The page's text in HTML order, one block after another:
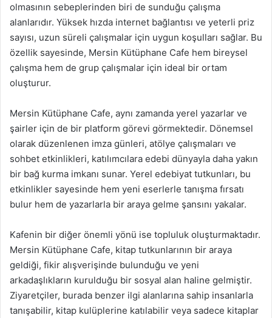
olmasının sebeplerinden biri de sunduğu çalışma
alanlarıdır. Yüksek hızda internet bağlantısı ve yeterli priz
sayısı, uzun süreli çalışmalar için uygun koşulları sağlar. Bu
özellik sayesinde, Mersin Kütüphane Cafe hem bireysel
çalışma hem de grup çalışmalar için ideal bir ortam
oluşturur.
Mersin Kütüphane Cafe, aynı zamanda yerel yazarlar ve
şairler için de bir platform görevi görmektedir. Dönemsel
olarak düzenlenen imza günleri, atölye çalışmaları ve
sohbet etkinlikleri, katılımcılara edebi dünyayla daha yakın
bir bağ kurma imkanı sunar. Yerel edebiyat tutkunları, bu
etkinlikler sayesinde hem yeni eserlerle tanışma fırsatı
bulur hem de yazarlarla bir araya gelme şansını yakalar.
Kafenin bir diğer önemli yönü ise topluluk oluşturmaktadır.
Mersin Kütüphane Cafe, kitap tutkunlarının bir araya
geldiği, fikir alışverişinde bulunduğu ve yeni
arkadaşlıkların kurulduğu bir sosyal alan haline gelmiştir.
Ziyaretçiler, burada benzer ilgi alanlarına sahip insanlarla
tanışabilir, kitap kulüplerine katılabilir veya sadece kitaplar